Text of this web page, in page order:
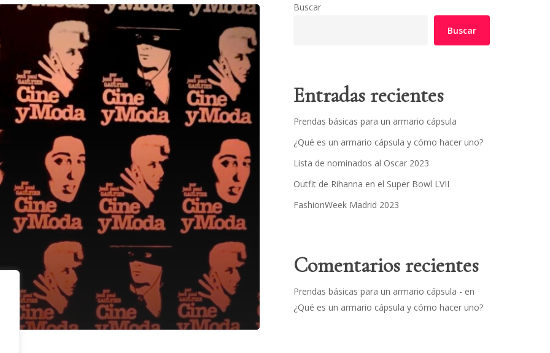
Buscar
Buscar
Entradas recientes
Prendas básicas para un armario cápsula
¿Qué es un armario cápsula y cómo hacer uno?
Lista de nominados al Oscar 2023
Outfit de Rihanna en el Super Bowl LVII
FashionWeek Madrid 2023
Comentarios recientes
Prendas básicas para un armario cápsula - en
¿Qué es un armario cápsula y cómo hacer uno?